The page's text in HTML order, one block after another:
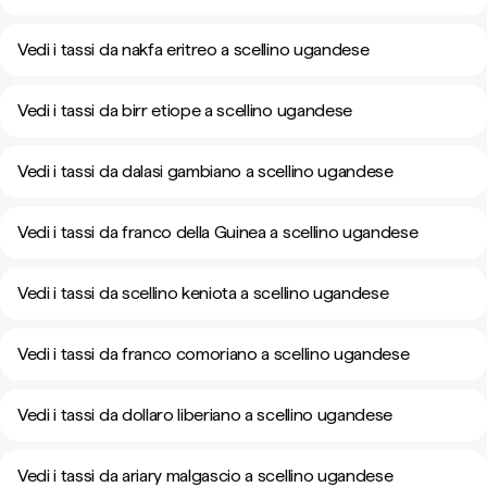
Vedi i tassi da nakfa eritreo a scellino ugandese
Vedi i tassi da birr etiope a scellino ugandese
Vedi i tassi da dalasi gambiano a scellino ugandese
Vedi i tassi da franco della Guinea a scellino ugandese
Vedi i tassi da scellino keniota a scellino ugandese
Vedi i tassi da franco comoriano a scellino ugandese
Vedi i tassi da dollaro liberiano a scellino ugandese
Vedi i tassi da ariary malgascio a scellino ugandese